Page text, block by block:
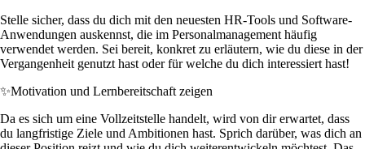
Stelle sicher, dass du dich mit den neuesten HR-Tools und Software-
Anwendungen auskennst, die im Personalmanagement häufig
verwendet werden. Sei bereit, konkret zu erläutern, wie du diese in der
Vergangenheit genutzt hast oder für welche du dich interessiert hast!
✨Motivation und Lernbereitschaft zeigen
Da es sich um eine Vollzeitstelle handelt, wird von dir erwartet, dass
du langfristige Ziele und Ambitionen hast. Sprich darüber, was dich an